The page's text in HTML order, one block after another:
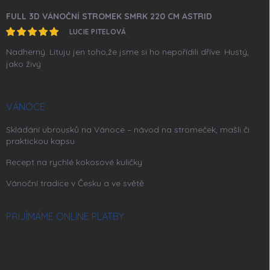
FULL 3D VÁNOČNÍ STROMEK SMRK 220 CM ASTRID
LUCIE PITELOVÁ
Nadherný. Lituju jen toho,že jsme si ho nepořídili dříve. Hustý,
jako živý
VÁNOCE
Skládání ubrousků na Vánoce – návod na stromeček, mašli či
praktickou kapsu
Recept na rychlé kokosové kuličky
Vánoční tradice v Česku a ve světě
PŘIJÍMÁME ONLINE PLATBY